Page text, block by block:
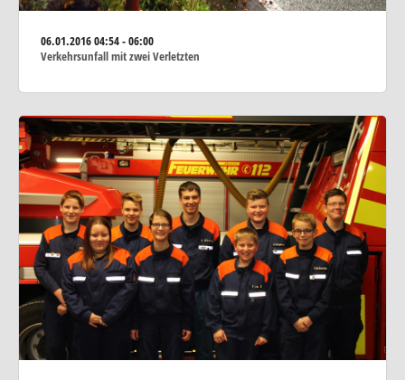
06.01.201604:54 - 06:00
Verkehrsunfall mit zwei Verletzten